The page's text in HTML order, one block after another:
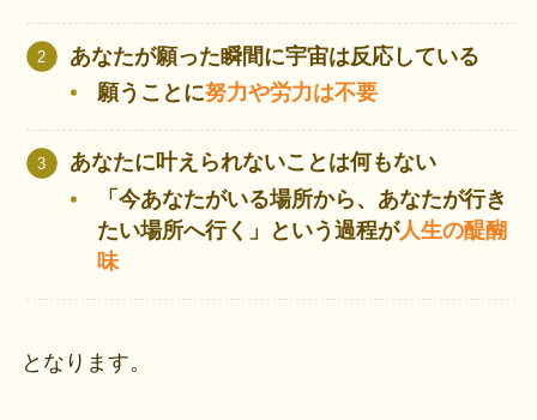
あなたが願った瞬間に宇宙は反応している
願うことに努力や労力は不要
あなたに叶えられないことは何もない
「今あなたがいる場所から、あなたが行き
たい場所へ行く」という過程が人生の醍醐
味
となります。